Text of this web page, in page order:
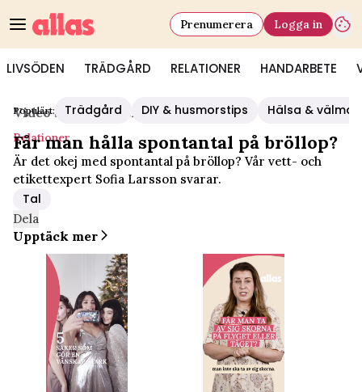
LIVSÖDEN TRÄDGÅRD RELATIONER HANDARBETE
Prenumerera Logga in
Populärt: Trädgård DIY & husmorstips Hälsa &
Video Start/Relationer
Relationer
Får man hålla spontantal på bröllop?
Är det okej med spontantal på bröllop? Vår vett- och
etikettexpert Sofia Larsson svarar.
Tal
Dela
Upptäck mer